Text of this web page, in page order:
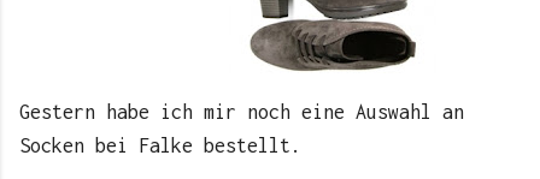
Gestern habe ich mir noch eine Auswahl an
Socken bei Falke bestellt.